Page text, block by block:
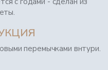
перемычками внтури.